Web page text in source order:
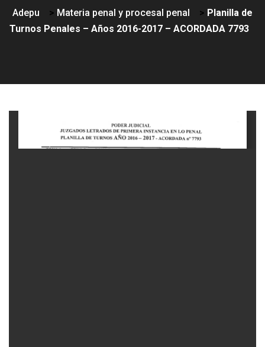
Adepu > Materia penal y procesal penal > Planilla de
Turnos Penales – Años 2016-2017 – ACORDADA 7793